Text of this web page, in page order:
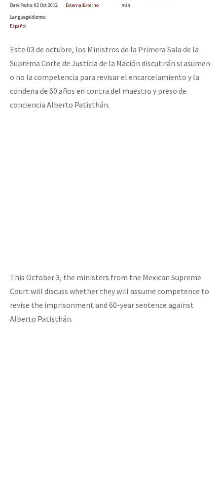
DateFecha: 02 Oct 2012
ExternalExterno
min
LanguageIdioma:
Español
Este 03 de octubre, los Ministros de la Primera Sala de la
Suprema Corte de Justicia de la Nación discutirán si asumen
o no la competencia para revisar el encarcelamiento y la
condena de 60 años en contra del maestro y preso de
conciencia Alberto Patisthán.
This October 3, the ministers from the Mexican Supreme
Court will discuss whether they will assume competence to
revise the imprisonment and 60-year sentence against
Alberto Patisthán.